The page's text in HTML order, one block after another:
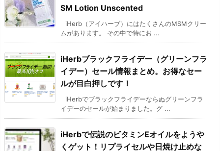
SM Lotion Unscented
iHerb（アイハーブ）にはたくさんのMSMクリー
ムがあります。 その中で特にお ...
iHerbブラックフライデー（グリーンフラ
イデー）セール情報まとめ。お得なセー
ルが目白押しです！
iHerbでブラックフライデーならぬグリーンフラ
イデーのセールが始まりました。グ ...
iHerbで伝説のビタミンEオイルをようや
くゲット！リプライセルや日焼け止めな